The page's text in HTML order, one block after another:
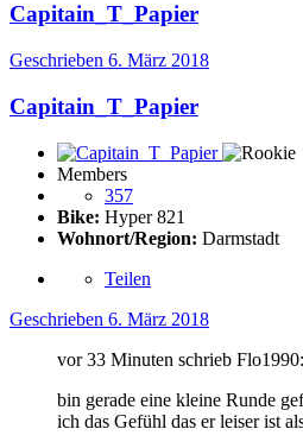
Capitain_T_Papier
Geschrieben 6. März 2018
Capitain_T_Papier
Members
357
Bike: Hyper 821
Wohnort/Region: Darmstadt
Teilen
Geschrieben 6. März 2018
vor 33 Minuten schrieb Flo1990:
bin gerade eine kleine Runde
ich das Gefühl das er leiser ist